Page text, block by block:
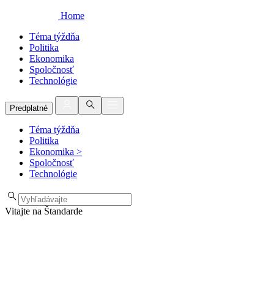
Home
Téma týždňa
Politika
Ekonomika
Spoločnosť
Technológie
Predplatné
Téma týždňa
Politika
Ekonomika >
Spoločnosť
Technológie
Vitajte na Štandarde